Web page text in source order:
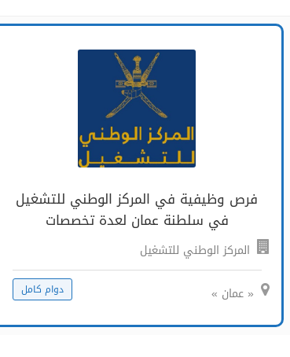
فرص وظيفية في المركز الوطني للتشغيل
في سلطنة عمان لعدة تخصصات
المركز الوطني للتشغيل
« عمان » دوام كامل